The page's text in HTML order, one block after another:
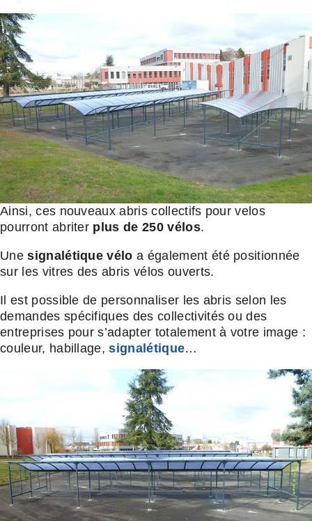
Ainsi, ces nouveaux abris collectifs pour velos
pourront abriter plus de 250 vélos.
Unesignalétique vélo a également été positionnée
sur les vitres des abris vélos ouverts.
Il est possible de personnaliser les abris selon les
demandes spécifiques des collectivités ou des
entreprises pour s’adapter totalement à votre image :
couleur, habillage,signalétique…